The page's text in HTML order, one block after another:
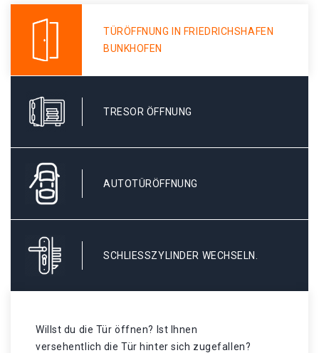
TÜRÖFFNUNG IN FRIEDRICHSHAFEN
BUNKHOFEN
TRESOR ÖFFNUNG
AUTOTÜRÖFFNUNG
SCHLIESSZYLINDER WECHSELN.
Willst du die Tür öffnen? Ist Ihnen
versehentlich die Tür hinter sich zugefallen?